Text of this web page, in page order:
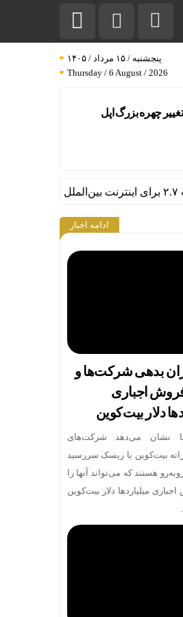
پنجشنبه / ۱۵ مرداد / ۱۴۰۵
Thursday / 6 August / 2026
تغییر چهره بزرگ اپل
ادامه اخبار
بدهی شرکت‌ها و
اجباری
دلار بیت‌کوین
نشان می‌دهد شرکت‌های
بیت‌کوین با ریسک سررسید
هستند که می‌تواند آنها را
میلیاردها دلار بیت‌کوین